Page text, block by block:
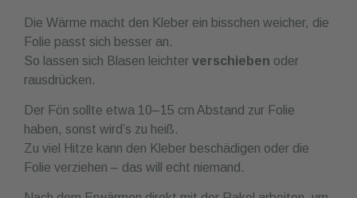
Die Wärme macht den Kleber ein bisschen weicher, die
Folie passt sich besser an.
So lassen sich Blasen leichter verschieben oder
rausdrücken.
Der Fön sollte etwa 10–15 cm Abstand zur Folie
haben, sonst wird’s zu heiß.
Zu viel Hitze kann den Kleber beschädigen oder die
Folie verziehen – das will echt niemand.